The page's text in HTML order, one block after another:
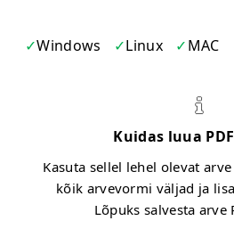
Windows Linux MAC
Kuidas luua
Kasuta sellel lehel olevat
kõik arvevormi väljad ja
Lõpuks salvesta arve